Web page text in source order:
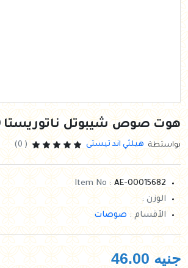
هوت صوص شيبوتل ناتوريستا 79 جم
بواستطة هيلثي اند تيستى ( 0)
Item No :AE-00015682
الوزن :
الأقسام : صوصات
جنيه 46.00